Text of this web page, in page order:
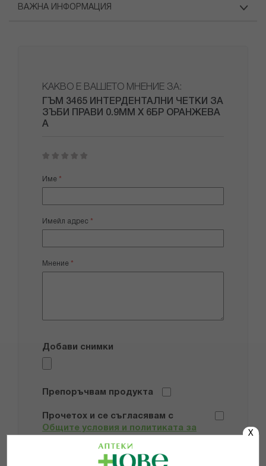
X
ВАЖНА ИНФОРМАЦИЯ
КАКВО Е ВАШЕТО МНЕНИЕ ЗА:
ГЪМ 3465 ИНТЕРДЕНТАЛНИ ЧЕТКИ ЗА
ЗЪБИ ПРАВИ 0.9ММ Х 6БР ОРАНЖЕВА
А
star
stars
stars
stars
stars
Име
Имейл адрес
Мнение
Добави снимки
Препоръчвам продукта
Прочетох и се съгласявам с
Общите условия и политиката за